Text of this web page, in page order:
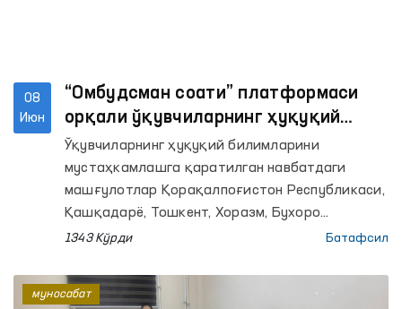
08
Июн
“Омбудсман соати” платформаси
орқали ўқувчиларнинг ҳуқуқий
саводхонлиги оширилмоқда
Ўқувчиларнинг ҳуқуқий билимларини
мустаҳкамлашга қаратилган навбатдаги
машғулотлар Қорақалпоғистон Республикаси,
Қашқадарё, Тошкент, Хоразм, Бухоро
вилоятлари ҳамда Тошкент шаҳридаги
Омбудсманнинг ҳудудлардаги минтақавий
вакиллари томонидан ўтказилган дарсларда
1343 Кўрди Батафсил
муносабат